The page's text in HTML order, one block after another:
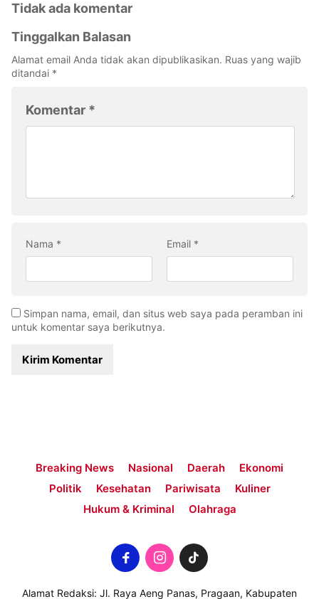
Tidak ada komentar
Tinggalkan Balasan
Alamat email Anda tidak akan dipublikasikan. Ruas yang wajib
ditandai *
Komentar *
Nama * Email *
Simpan nama, email, dan situs web saya pada peramban ini
untuk komentar saya berikutnya.
Breaking News Nasional Daerah
Ekonomi
Politik
Kesehatan Pariwisata
Kuliner
Hukum & Kriminal
Olahraga
Alamat Redaksi: Jl. Raya Aeng Panas, Pragaan, Kabupaten